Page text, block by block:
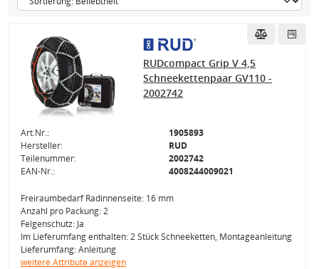
RUDcompact Grip V 4,5
Schneekettenpaar GV110 -
2002742
Art.Nr.:
1905893
Hersteller:
RUD
Teilenummer:
2002742
EAN-Nr.:
4008244009021
Freiraumbedarf Radinnenseite: 16 mm
Anzahl pro Packung: 2
Felgenschutz: Ja
Im Lieferumfang enthalten: 2 Stück Schneeketten, Montageanleitung
Lieferumfang: Anleitung
weitere Attribute anzeigen